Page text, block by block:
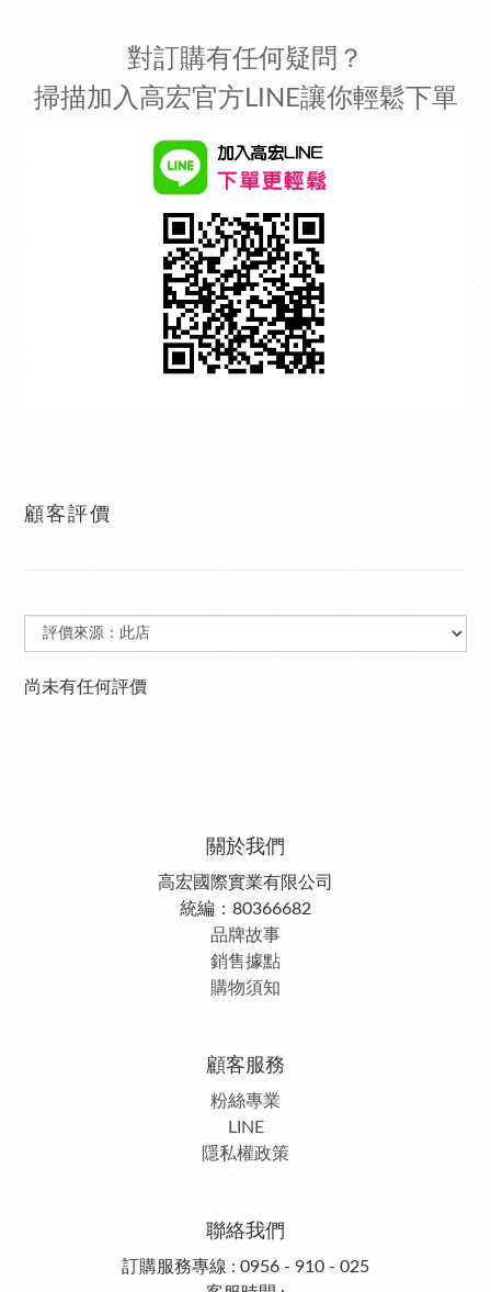
對訂購有任何疑問？
掃描加入高宏官方LINE讓你輕鬆下單
顧客評價
尚未有任何評價
關於我們
高宏國際實業有限公司
統編：80366682
品牌故事
銷售據點
購物須知
顧客服務
粉絲專業
LINE
隱私權政策
聯絡我們
訂購服務專線 : 0956 - 910 - 025